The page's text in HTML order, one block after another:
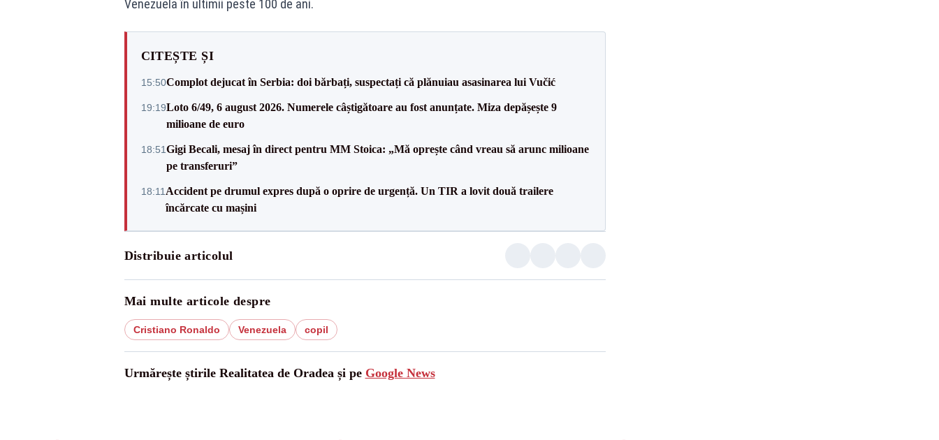
Venezuela în ultimii peste 100 de ani.
CITEȘTE ȘI
15:50Complot dejucat în Serbia: doi bărbați, suspectați că plănuiau asasinarea lui Vučić
19:19Loto 6/49, 6 august 2026. Numerele câștigătoare au fost anunțate. Miza depășește 9
milioane de euro
18:51Gigi Becali, mesaj în direct pentru MM Stoica: „Mă oprește când vreau să arunc milioane
pe transferuri”
18:11 Accident pe drumul expres după o oprire de urgență. Un TIR a lovit două trailere
încărcate cu mașini
Distribuie articolul
Mai multe articole despre
Cristiano Ronaldo Venezuela copil
Urmărește știrile Realitatea de Oradea și pe Google News